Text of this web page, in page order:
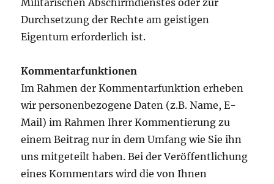
Militärischen Abschirmdienstes oder zur
Durchsetzung der Rechte am geistigen
Eigentum erforderlich ist.
Kommentarfunktionen
Im Rahmen der Kommentarfunktion erheben
wir personenbezogene Daten (z.B. Name, E-
Mail) im Rahmen Ihrer Kommentierung zu
einem Beitrag nur in dem Umfang wie Sie ihn
uns mitgeteilt haben. Bei der Veröffentlichung
eines Kommentars wird die von Ihnen